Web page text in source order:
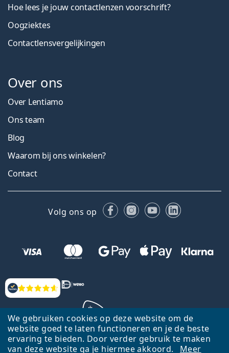
We gebruiken cookies op deze website om de
website goed te laten functioneren en je de beste
ervaring te bieden. Door verder gebruik te maken
van deze website ga je hiermee akkoord.
Meer
Beoordelingen
Hoe lees je jouw contactlenzen voorschrift?
Oogziektes
Contactlensvergelijkingen
Over ons
Over Lentiamo
Ons team
Blog
Waarom bij ons winkelen?
Contact
Volg ons op FacebookInstagram
YouTubeLinkedIn
Terug naar de homepagina Ga omhoog